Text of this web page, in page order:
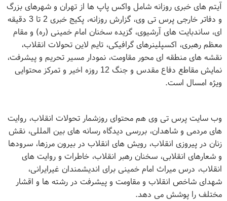
آیتم های خبری روزانه شامل واکس پاپ ها از تهران و شهرهای بزرگ
و دفاتر خارجی پرس تی وی، گزارش روزانه، پکیج خبری 2 تا 3 دقیقه
ای، ساندبایت های آرشیوی، گزیده سخنان امام خمینی (ره) و مقام
معظم رهبری، اکسپلینرهای گرافیکی، تایم لاین تحولات انقلاب،
نقشه های منطقه ای محور مقاومت، نمودار مسیر تحریم و پیشرفت،
نمایش مقاطع دفاع مقدس و جنگ 12 روزه اخیر و تمرکز محتوایی
ویژه امسال است.
وب سایت پرس تی وی هم محتوای روزشمار تحولات انقلاب، روایت
های مردمی و شاهدان، بررسی دیدگاه رسانه های بین المللی، نقش
زنان در پیروزی انقلاب، رویش های انقلاب در بیرون مرزها، سرودها
و شعارهای انقلابی، سخنان رهبر انقلاب، خاطرات و روایت های
انقلاب، درس میراث امام خمینی برای اندیشمندان غیرایرانی،
شهدای شاخص انقلاب و مقاومت و پیشرفت در رشته ها و اقشار
مختلف را پوشش می دهد.